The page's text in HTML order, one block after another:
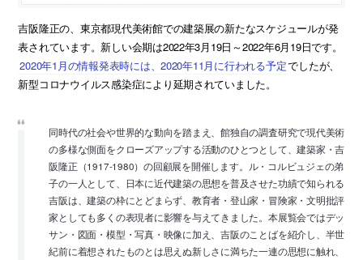
吉阪隆正の、東京都現代美術館での建築展の新たなスケジュールが発
表されています。新しい会期は2022年3月19日～2022年6月19日です。
2020年1月の情報発表時には、2020年11月に行われる予定でしたが、
新型コロナウイルス感染症により延期されていました。
同時代の社会や世界的な動向を踏まえ、館独自の調査研究で現代美術
の多様な側面をクローズアップする活動のひとつとして、建築家・吉
阪隆正（1917-1980）の回顧展を開催します。ル・コルビュジェの弟
子の一人として、日本に近代建築の思想を普及させた功績で知られる
吉阪は、建築の枠にとどまらず、教育者・登山家・冒険家・文明批評
家としても多くの表現者に影響を与えてきました。本展覧会ではデッ
サン・図面・模型・写真・映像に加え、吉阪のことばを紹介し、半世
紀前に着想されたものとは思えぬ新しさに満ちた一連の思想に触れ、